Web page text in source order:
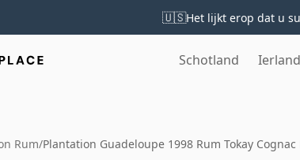
🇺🇸Het lijkt erop dat u
Schotland Ierland
Rum/Plantation Guadeloupe 1998 Rum Tokay Cognac